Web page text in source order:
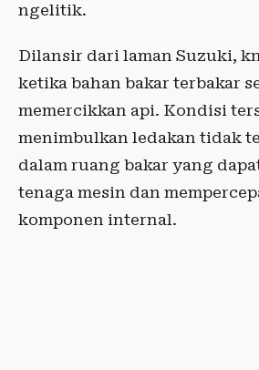
ngelitik.
Dilansir dari laman Suzuki,
ketika bahan bakar terbakar
memercikkan api. Kondisi
menimbulkan ledakan tidak
dalam ruang bakar yang
tenaga mesin dan
komponen internal.